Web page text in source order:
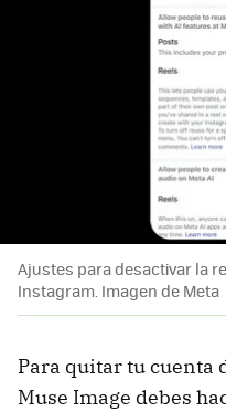
Ajustes para desactivar la
Instagram. Imagen de Meta
Para quitar tu cuenta
Muse Image debes